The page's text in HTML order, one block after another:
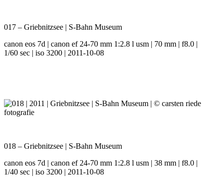
017 – Griebnitzsee | S-Bahn Museum
canon eos 7d | canon ef 24-70 mm 1:2.8 l usm | 70 mm | f8.0 |
1/60 sec | iso 3200 | 2011-10-08
018 – Griebnitzsee | S-Bahn Museum
canon eos 7d | canon ef 24-70 mm 1:2.8 l usm | 38 mm | f8.0 |
1/40 sec | iso 3200 | 2011-10-08